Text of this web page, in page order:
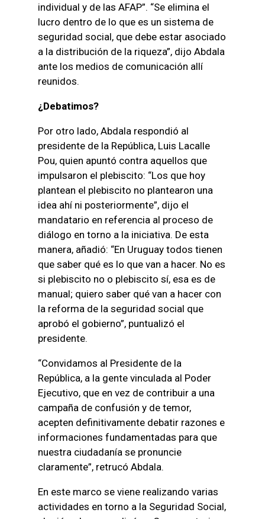
individual y de las AFAP”. “Se elimina el
lucro dentro de lo que es un sistema de
seguridad social, que debe estar asociado
a la distribución de la riqueza”, dijo Abdala
ante los medios de comunicación allí
reunidos.
¿Debatimos?
Por otro lado, Abdala respondió al
presidente de la República, Luis Lacalle
Pou, quien apuntó contra aquellos que
impulsaron el plebiscito: “Los que hoy
plantean el plebiscito no plantearon una
idea ahí ni posteriormente”, dijo el
mandatario en referencia al proceso de
diálogo en torno a la iniciativa. De esta
manera, añadió: “En Uruguay todos tienen
que saber qué es lo que van a hacer. No es
si plebiscito no o plebiscito sí, esa es de
manual; quiero saber qué van a hacer con
la reforma de la seguridad social que
aprobó el gobierno”, puntualizó el
presidente.
“Convidamos al Presidente de la
República, a la gente vinculada al Poder
Ejecutivo, que en vez de contribuir a una
campaña de confusión y de temor,
acepten definitivamente debatir razones e
informaciones fundamentadas para que
nuestra ciudadanía se pronuncie
claramente”, retrucó Abdala.
En este marco se viene realizando varias
actividades en torno a la Seguridad Social,